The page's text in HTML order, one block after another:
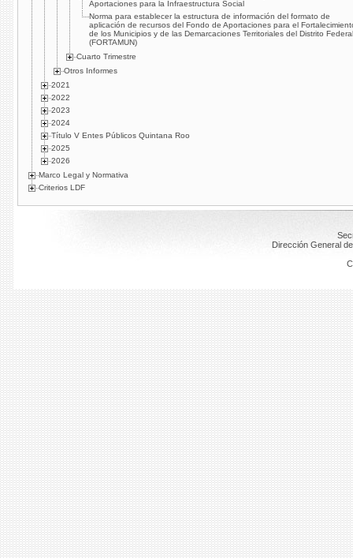
Aportaciones para la Infraestructura Social
Norma para establecer la estructura de información del formato de
aplicación de recursos del Fondo de Aportaciones para el
de los Municipios y de las Demarcaciones Territoriales del Distrito Federal
(FORTAMUN)
Cuarto Trimestre
Otros Informes
2021
2022
2023
2024
Título V Entes Públicos Quintana Roo
2025
2026
Marco Legal y Normativa
Criterios LDF
Dirección General